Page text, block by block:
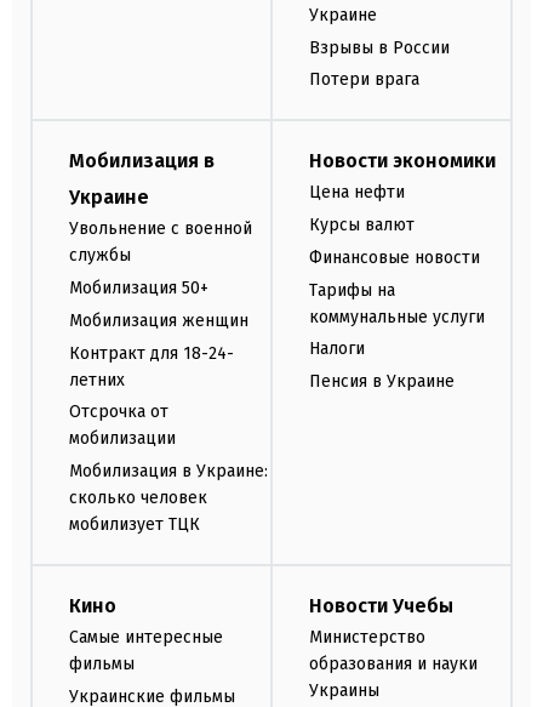
Украине
Взрывы в России
Потери врага
Мобилизация в
Украине
Увольнение с военной
службы
Мобилизация 50+
Мобилизация женщин
Контракт для 18-24-
летних
Отсрочка от
мобилизации
Мобилизация в Украине:
сколько человек
мобилизует ТЦК
Новости экономики
Цена нефти
Курсы валют
Финансовые новости
Тарифы на
коммунальные услуги
Налоги
Пенсия в Украине
Кино
Самые интересные
фильмы
Украинские фильмы
Новости Учебы
Министерство
образования и науки
Украины